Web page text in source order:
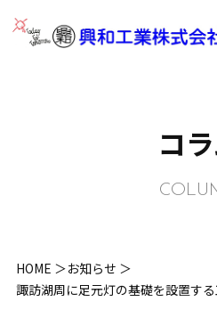
コ
HOME
お知らせ
諏訪湖周に足元灯の基礎を設置する